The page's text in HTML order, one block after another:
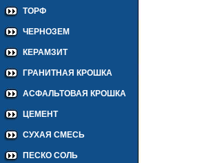
ТОРФ
ЧЕРНОЗЕМ
КЕРАМЗИТ
ГРАНИТНАЯ КРОШКА
АСФАЛЬТОВАЯ КРОШКА
ЦЕМЕНТ
СУХАЯ СМЕСЬ
ПЕСКО СОЛЬ